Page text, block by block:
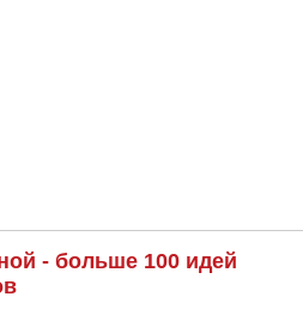
- больше 100 идей